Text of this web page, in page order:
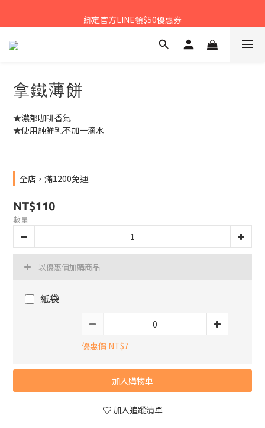
𝙉𝙀𝙒中秋禮盒早鳥預購享優惠!!
綁定官方LINE領$50優惠券
𝙉𝙀𝙒新朋友來報到～大寶礁蒜香新登場
拿鐵薄餅
★濃郁咖啡香氣
★使用純鮮乳不加一滴水
全店，滿1200免運
NT$110
數量
以優惠價加購商品
紙袋
優惠價 NT$7
加入購物車
加入追蹤清單